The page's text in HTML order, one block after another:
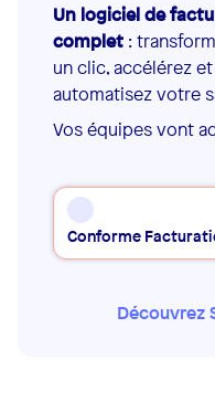
Un logiciel de
complet :
un clic, accélérez
automatisez votre
Vos équipes vont
Conforme
Découvrez